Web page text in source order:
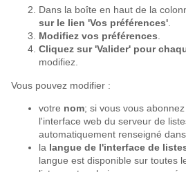
Dans la boîte en haut de la
sur le lien 'Vos préférences'.
Modifiez vos préférences.
Cliquez sur 'Valider' pour
modifiez.
Vous pouvez modifier :
votre nom; si vous vous
l'interface web du serveur de
automatiquement renseigné
la langue de l'interface de
langue est disponible sur toutes